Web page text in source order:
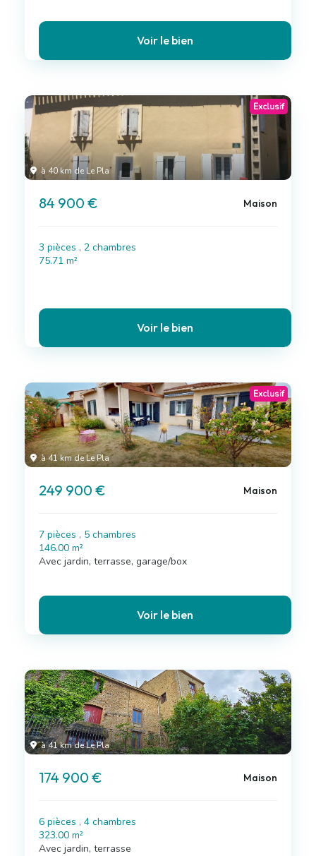
Voir le bien
à 40 km de Le Pla
Exclusif
84 900 € Maison
3 pièces , 2 chambres
75.71 m²
Voir le bien
à 41 km de Le Pla
Exclusif
249 900 € Maison
7 pièces , 5 chambres
146.00 m²
Avec jardin, terrasse, garage/box
Voir le bien
à 41 km de Le Pla
174 900 € Maison
6 pièces , 4 chambres
323.00 m²
Avec jardin, terrasse